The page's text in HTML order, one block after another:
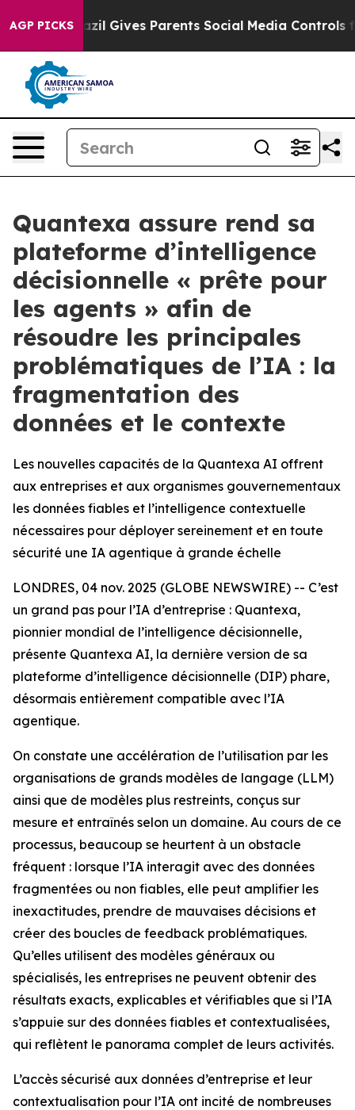
AGP PICKS
Brazil Gives Parents Social Media Controls for Their
Quantexa assure rend sa
plateforme d’intelligence
décisionnelle « prête pour
les agents » afin de
résoudre les principales
problématiques de l’IA : la
fragmentation des
données et le contexte
Les nouvelles capacités de la Quantexa AI offrent
aux entreprises et aux organismes gouvernementaux
les données fiables et l’intelligence contextuelle
nécessaires pour déployer sereinement et en toute
sécurité une IA agentique à grande échelle
LONDRES, 04 nov. 2025 (GLOBE NEWSWIRE) -- C’est
un grand pas pour l’IA d’entreprise : Quantexa,
pionnier mondial de l’intelligence décisionnelle,
présente Quantexa AI, la dernière version de sa
plateforme d’intelligence décisionnelle (DIP) phare,
désormais entièrement compatible avec l’IA
agentique.
On constate une accélération de l’utilisation par les
organisations de grands modèles de langage (LLM)
ainsi que de modèles plus restreints, conçus sur
mesure et entraînés selon un domaine. Au cours de ce
processus, beaucoup se heurtent à un obstacle
fréquent : lorsque l’IA interagit avec des données
fragmentées ou non fiables, elle peut amplifier les
inexactitudes, prendre de mauvaises décisions et
créer des boucles de feedback problématiques.
Qu’elles utilisent des modèles généraux ou
spécialisés, les entreprises ne peuvent obtenir des
résultats exacts, explicables et vérifiables que si l’IA
s’appuie sur des données fiables et contextualisées,
qui reflètent le panorama complet de leurs activités.
L’accès sécurisé aux données d’entreprise et leur
contextualisation pour l’IA ont incité de nombreuses